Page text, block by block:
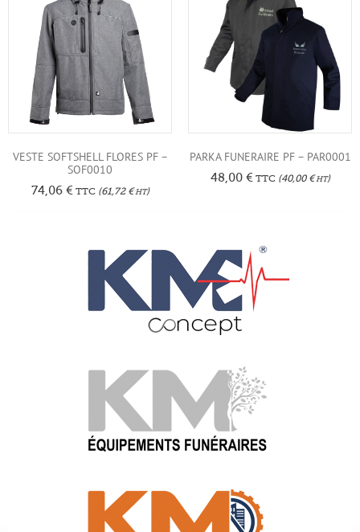
VESTE SOFTSHELL FLORES PF –
SOF0010
74,06 € TTC(61,72 €HT)
PARKA FUNERAIRE PF – PAR0001
48,00 € TTC(40,00 €HT)